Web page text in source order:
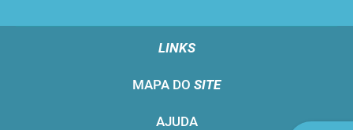
LINKS
MAPA DO SITE
AJUDA